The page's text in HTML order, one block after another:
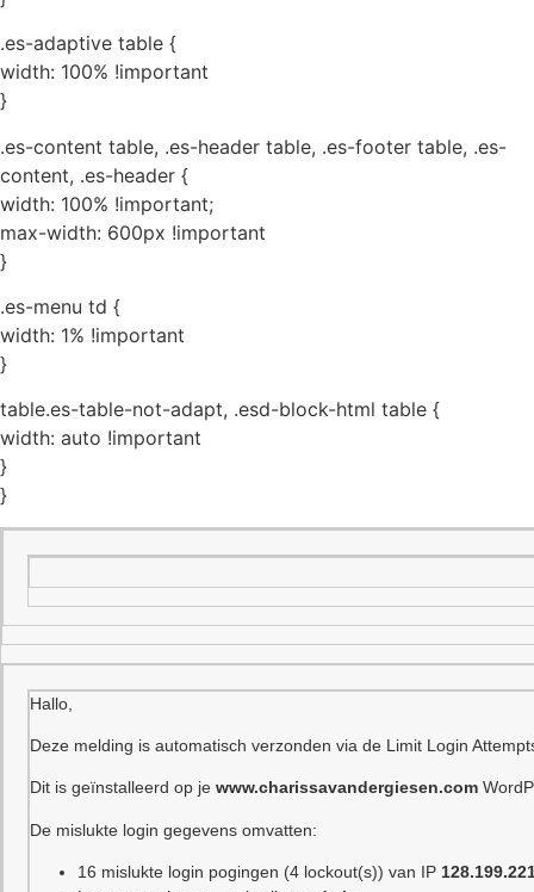
.es-adaptive table {
width: 100% !important
}
.es-content table, .es-header table, .es-footer table, .es-
content, .es-header {
width: 100% !important;
max-width: 600px !important
}
.es-menu td {
width: 1% !important
}
table.es-table-not-adapt, .esd-block-html table {
width: auto !important
}
}
Hallo,
Deze melding is automatisch verzonden via de Limit Login
Dit is geïnstalleerd op je www.charissavandergiesen.com
De mislukte login gegevens omvatten:
16 mislukte login pogingen (4 lockout(s)) van IP